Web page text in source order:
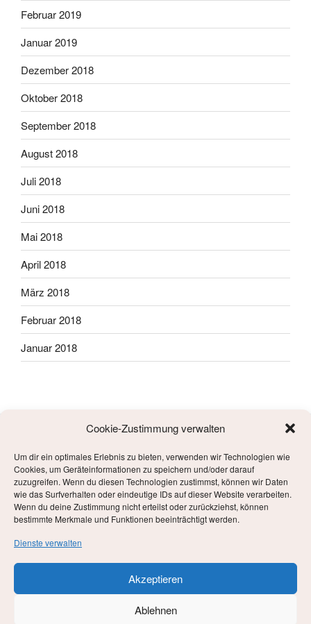
Cookie-Zustimmung verwalten
Um dir ein optimales Erlebnis zu bieten, verwenden wir Technologien wie
Cookies, um Geräteinformationen zu speichern und/oder darauf
zuzugreifen. Wenn du diesen Technologien zustimmst, können wir Daten
wie das Surfverhalten oder eindeutige IDs auf dieser Website verarbeiten.
Wenn du deine Zustimmung nicht erteilst oder zurückziehst, können
bestimmte Merkmale und Funktionen beeinträchtigt werden.
Dienste verwalten
Akzeptieren
Ablehnen
Februar 2019
Januar 2019
Dezember 2018
Oktober 2018
September 2018
August 2018
Juli 2018
Juni 2018
Mai 2018
April 2018
März 2018
Februar 2018
Januar 2018
META
Anmelden
Eintrags-Feed
Kommentar-Feed